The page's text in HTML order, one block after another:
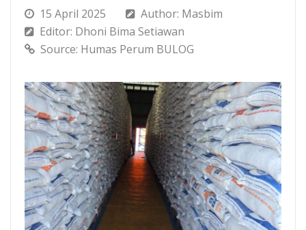
15 April 2025
Author: Masbim
Editor: Dhoni Bima Setiawan
Source: Humas Perum BULOG